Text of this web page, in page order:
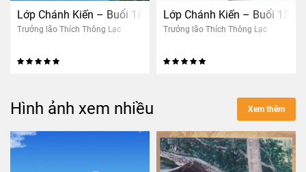
Lớp Chánh Kiến – Buổi 16: Tri kiến giải thoát (nam)
Trưởng lão Thích Thông Lạc
Lớp Chánh Kiến – Buổi 15:
Trưởng lão Thích Thông Lạc
Hình ảnh xem nhiều Xem thêm